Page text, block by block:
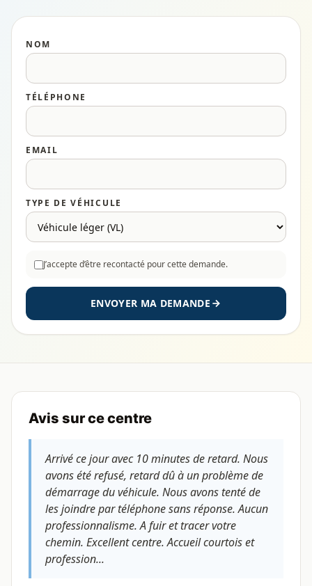
NOM
TÉLÉPHONE
EMAIL
TYPE DE VÉHICULE
J’accepte d’être recontacté pour cette demande.
ENVOYER MA DEMANDE
Avis sur ce centre
Arrivé ce jour avec 10 minutes de retard. Nous
avons été refusé, retard dû à un problème de
démarrage du véhicule. Nous avons tenté de
les joindre par téléphone sans réponse. Aucun
professionnalisme. A fuir et tracer votre
chemin. Excellent centre. Accueil courtois et
profession...